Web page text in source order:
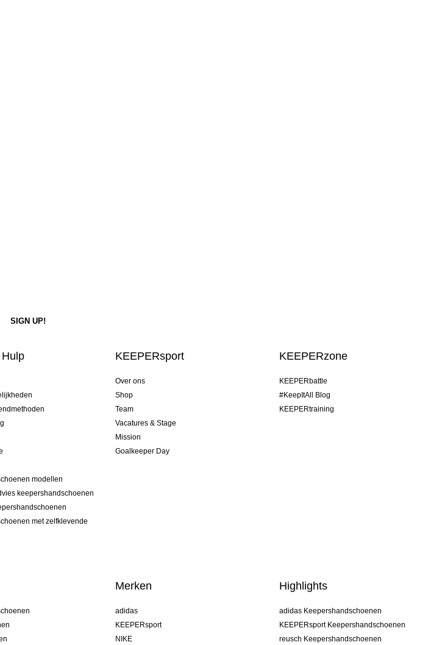
modellen
keepershandschoenen
met zelfklevende
KEEPERsport
Over ons
Shop
Team
Vacatures & Stage
Mission
Goalkeeper Day
KEEPERzone
KEEPERbattle
#KeepItAll Blog
KEEPERtraining
Merken
adidas
KEEPERsport
NIKE
Highlights
adidas Keepershandschoenen
KEEPERsport Keepershandschoenen
reusch Keepershandschoenen